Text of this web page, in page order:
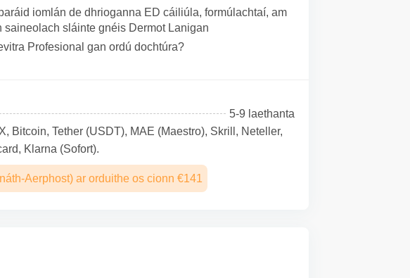
iomlán de dhrioganna ED cáiliúla, formúlachtaí, am
sláinte gnéis Dermot Lanigan
Profesional gan ordú dochtúra?
5-9 laethanta
Bitcoin, Tether (USDТ), MAE (Maestro), Skrill, Neteller,
Klarna (Sofort).
Aerphost) ar orduithe os cionn €141